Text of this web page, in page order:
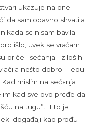
ukazuje na one
da sam odavno shvatila
se nisam bavila
išlo, uvek se vraćam
priče i sećanja. Iz loših
nešto dobro – lepu
mislim na sećanja
kad sve ovo prođe da
na tugu”. I to je
događaji kad prođu